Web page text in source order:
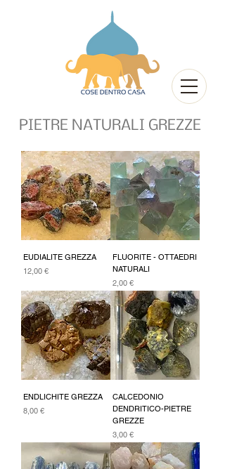
PIETRE NATURALI GREZZE
EUDIALITE GREZZA
Prezzo
12,00 €
FLUORITE - OTTAEDRI
NATURALI
Prezzo
2,00 €
ENDLICHITE GREZZA
Prezzo
8,00 €
CALCEDONIO
DENDRITICO-PIETRE
GREZZE
Prezzo
3,00 €